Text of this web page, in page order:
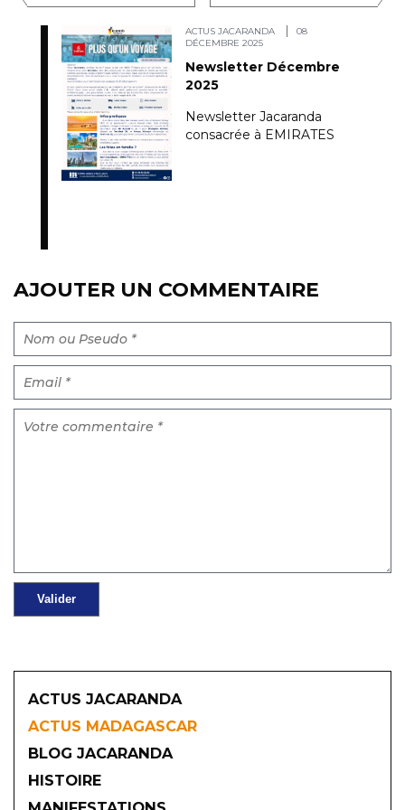
ACTUS JACARANDA
08
DÉCEMBRE 2025
Newsletter Décembre
2025
Newsletter Jacaranda
consacrée à EMIRATES
AJOUTER UN COMMENTAIRE
ACTUS JACARANDA
ACTUS MADAGASCAR
BLOG JACARANDA
HISTOIRE